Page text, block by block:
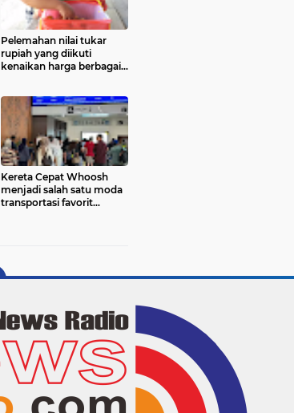
Pelemahan nilai tukar
rupiah yang diikuti
kenaikan harga berbagai
nyata
Kereta Cepat Whoosh
menjadi salah satu moda
transportasi favorit